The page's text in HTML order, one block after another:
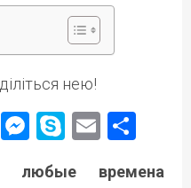
нею!
WhatsApp
Messenger
Skype
Email
времена